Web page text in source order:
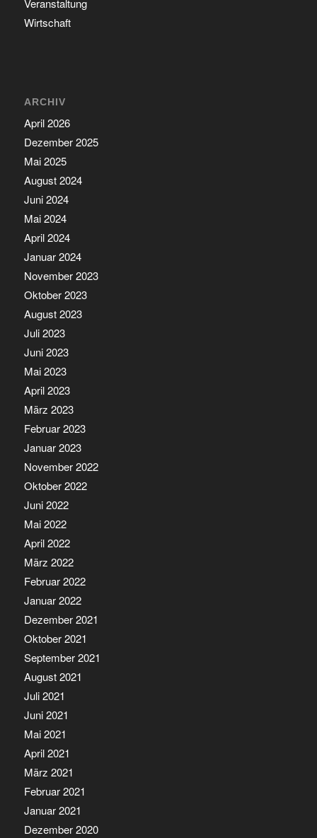
Veranstaltung
Wirtschaft
ARCHIV
April 2026
Dezember 2025
Mai 2025
August 2024
Juni 2024
Mai 2024
April 2024
Januar 2024
November 2023
Oktober 2023
August 2023
Juli 2023
Juni 2023
Mai 2023
April 2023
März 2023
Februar 2023
Januar 2023
November 2022
Oktober 2022
Juni 2022
Mai 2022
April 2022
März 2022
Februar 2022
Januar 2022
Dezember 2021
Oktober 2021
September 2021
August 2021
Juli 2021
Juni 2021
Mai 2021
April 2021
März 2021
Februar 2021
Januar 2021
Dezember 2020